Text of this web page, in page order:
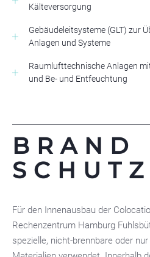
Kälteversorgung
Gebäudeleitsysteme (GLT) zur
Anlagen und Systeme
Raumlufttechnische Anlagen
und Be- und Entfeuchtung
BRAND
SCHUTZ
Für den Innenausbau der
Rechenzentrum Hamburg
spezielle, nicht-brennbare oder